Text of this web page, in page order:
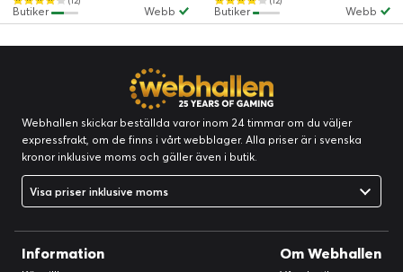
Webb
Butiker Webb
Butiker
Webhallen skickar beställda varor inom 24 timmar om du väljer
expressfrakt, om de finns i vårt webblager. Alla priser är i svenska
kronor inklusive moms och gäller även i butik.
Visa priser inklusive moms
Information Om Webhallen